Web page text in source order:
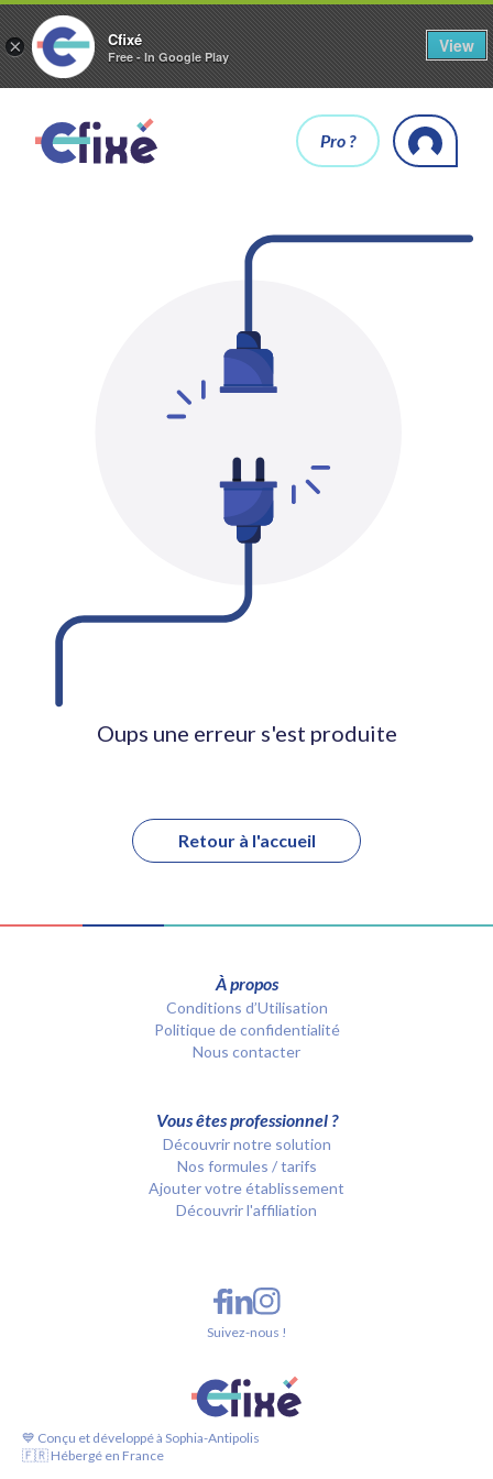
× Cfixé
Free - In Google Play
View
Pro ?
Oups une erreur s'est produite
Retour à l'accueil
À propos
Conditions d’Utilisation
Politique de confidentialité
Nous contacter
Vous êtes professionnel ?
Découvrir notre solution
Nos formules / tarifs
Ajouter votre établissement
Découvrir l'affiliation
💙 Conçu et développé à Sophia-Antipolis
🇫🇷 Hébergé en France
Suivez-nous !